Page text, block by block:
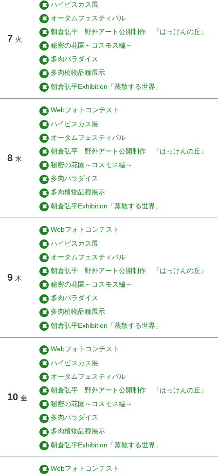
7 火
ハイビスカス展
オータムフェスティバル
朝倉弘平 野外アート公開制作 『はっけんの丘』
秘密の花園～コスモス編～
多肉パラダイス
多肉植物品種展示
朝倉弘平Exhibition「蒸散する世界」
8 水
Webフォトコンテスト
ハイビスカス展
オータムフェスティバル
朝倉弘平 野外アート公開制作 『はっけんの丘』
秘密の花園～コスモス編～
多肉パラダイス
多肉植物品種展示
朝倉弘平Exhibition「蒸散する世界」
9 木
Webフォトコンテスト
ハイビスカス展
オータムフェスティバル
朝倉弘平 野外アート公開制作 『はっけんの丘』
秘密の花園～コスモス編～
多肉パラダイス
多肉植物品種展示
朝倉弘平Exhibition「蒸散する世界」
10 金
Webフォトコンテスト
ハイビスカス展
オータムフェスティバル
朝倉弘平 野外アート公開制作 『はっけんの丘』
秘密の花園～コスモス編～
多肉パラダイス
多肉植物品種展示
朝倉弘平Exhibition「蒸散する世界」
Webフォトコンテスト